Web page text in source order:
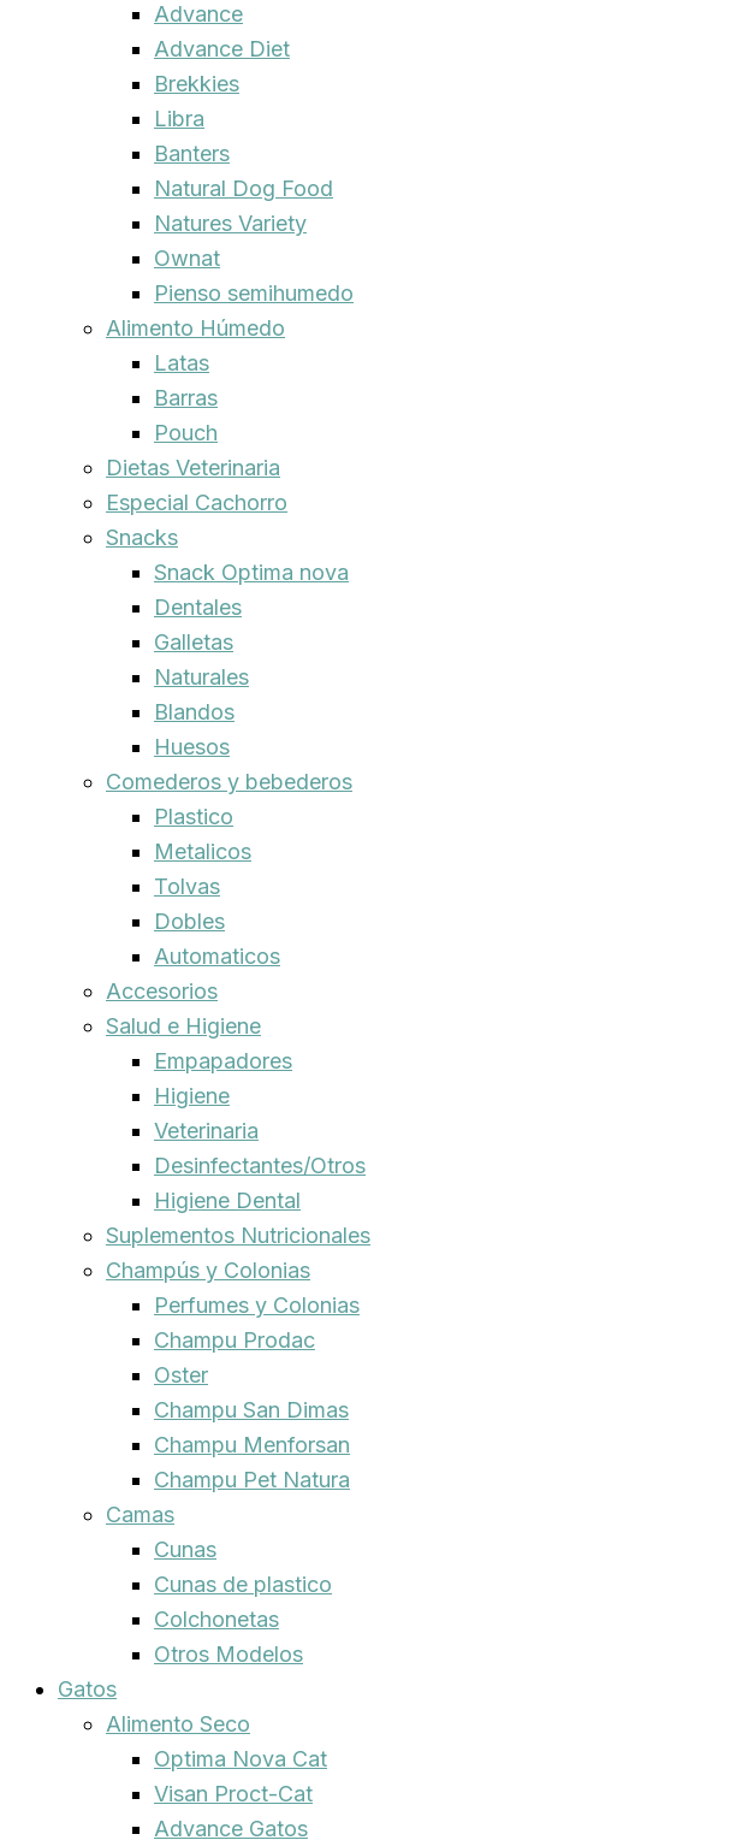
Advance
Advance Diet
Brekkies
Libra
Banters
Natural Dog Food
Natures Variety
Ownat
Pienso semihumedo
Alimento Húmedo
Latas
Barras
Pouch
Dietas Veterinaria
Especial Cachorro
Snacks
Snack Optima nova
Dentales
Galletas
Naturales
Blandos
Huesos
Comederos y bebederos
Plastico
Metalicos
Tolvas
Dobles
Automaticos
Accesorios
Salud e Higiene
Empapadores
Higiene
Veterinaria
Desinfectantes/Otros
Higiene Dental
Suplementos Nutricionales
Champús y Colonias
Perfumes y Colonias
Champu Prodac
Oster
Champu San Dimas
Champu Menforsan
Champu Pet Natura
Camas
Cunas
Cunas de plastico
Colchonetas
Otros Modelos
Gatos
Alimento Seco
Optima Nova Cat
Visan Proct-Cat
Advance Gatos